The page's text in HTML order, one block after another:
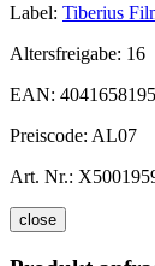
Label: Tiberius
Altersfreigabe: 16
EAN:
Preiscode: AL07
Art. Nr.:
close